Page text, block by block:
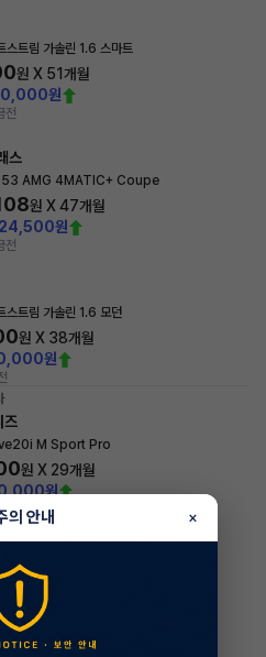
스트림 가솔린 1.6 스마트
원 X 51개월
원
전
스
53 AMG 4MATIC+ Coupe
원 X47개월
원
전
스트림 가솔린 1.6 모던
원 X 38개월
원
즈
M Sport Pro
원 X 29개월
원
전
스트림 가솔린 1.6 인스퍼레이션
원 X23
금전
의 안내 ×